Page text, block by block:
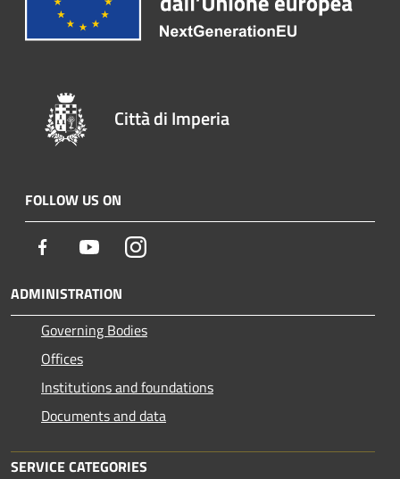
Città di Imperia
FOLLOW US ON
Facebook YoutubeInstagram
ADMINISTRATION
Governing Bodies
Offices
Institutions and foundations
Documents and data
SERVICE CATEGORIES